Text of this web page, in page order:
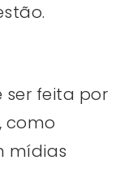
feita por
como
mídias